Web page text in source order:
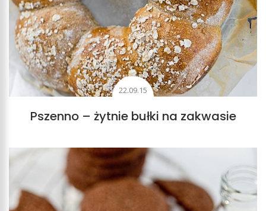
22.09.15
Pszenno – żytnie bułki na zakwasie